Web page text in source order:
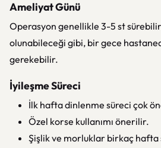
Ameliyat Günü
Operasyon genellikle 3-5 st
olunabileceği gibi, bir gece
gerekebilir.
İyileşme Süreci
İlk hafta dinlenme süreci çok
Özel korse kullanımı önerilir.
Şişlik ve morluklar birkaç hafta